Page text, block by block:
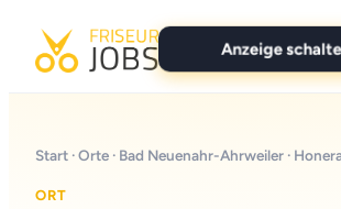
Anzeige
Start ·Orte · Bad Neuenahr-Ahrweiler ·
ORT